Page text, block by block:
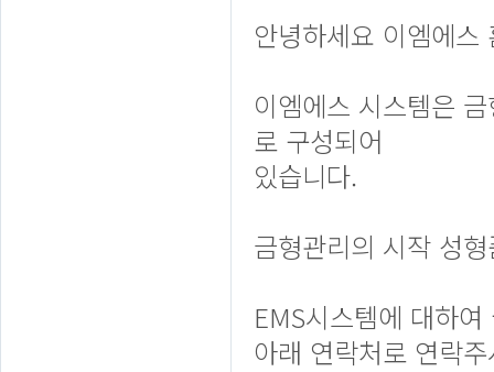
안녕하세요 이엠에스
이엠에스 시스템은
로 구성되어
있습니다.
금형관리의 시작 성
EMS시스템에 대하
아래 연락처로 연락